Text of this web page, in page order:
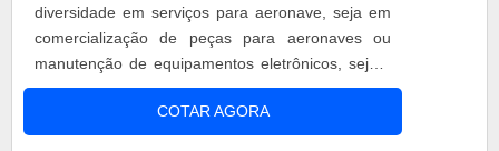
diversidade em serviços para aeronave, seja em
comercialização de peças para aeronaves ou
manutenção de equipamentos eletrônicos, sejam
eles acessórios ou equipamentos que são
essenciais para a aeronavegabilidade das
aeronaves. Nesse segmento boas peças para
COTAR AGORA